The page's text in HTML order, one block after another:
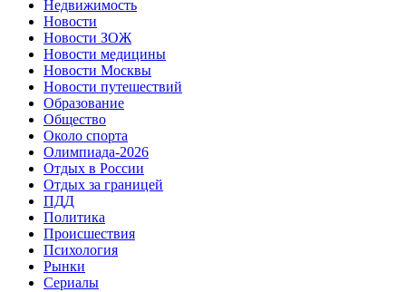
Недвижимость
Новости
Новости ЗОЖ
Новости медицины
Новости Москвы
Новости путешествий
Образование
Общество
Около спорта
Олимпиада-2026
Отдых в России
Отдых за границей
ПДД
Политика
Происшествия
Психология
Рынки
Сериалы